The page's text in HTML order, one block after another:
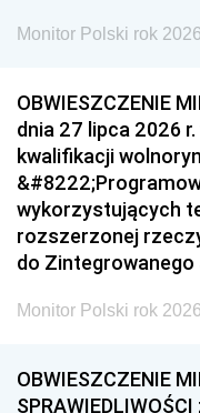
Monitor Polski rok
OBWIESZCZENIE
dnia 27 lipca 2026
kwalifikacji
wykorzystujących
rozszerzonej
do
Monitor Polski rok
OBWIESZCZENIE